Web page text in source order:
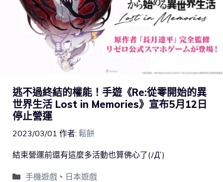
逃不過終結的權能！手遊《Re:從零開始的異
世界生活 Lost in Memories》宣布5月12日
停止營運
2023/03/01 作者: 鬆餅
結束營運前還有這麼多活動也算佛心了(ﾉД`)
手機遊戲、 日本遊戲